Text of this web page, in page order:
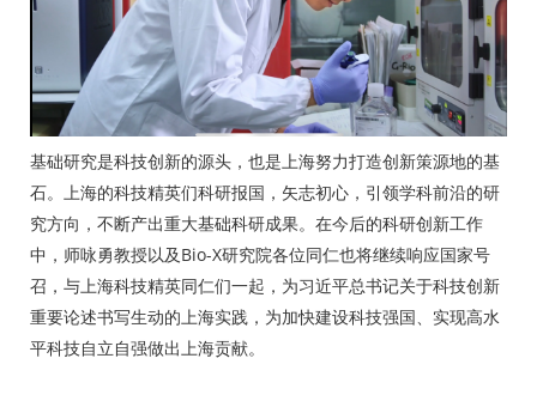
基础研究是科技创新的源头，也是上海努力打造创新策源地的基
石。上海的科技精英们科研报国，矢志初心，引领学科前沿的研
究方向，不断产出重大基础科研成果。在今后的科研创新工作
中，师咏勇教授以及Bio-X研究院各位同仁也将继续响应国家号
召，与上海科技精英同仁们一起，为习近平总书记关于科技创新
重要论述书写生动的上海实践，为加快建设科技强国、实现高水
平科技自立自强做出上海贡献。